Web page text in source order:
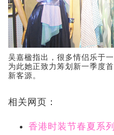
吴嘉楹指出，很多情侣乐于
为此她正致力筹划新一季度
新客源。
相关网页：
香港时装节春夏系列